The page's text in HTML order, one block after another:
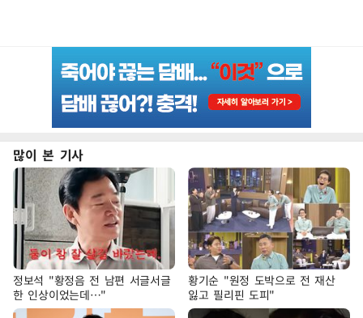
많이 본 기사
정보석 "황정음 전 남편 서글서글
한 인상이었는데…"
황기순 "원정 도박으로 전 재산
잃고 필리핀 도피"